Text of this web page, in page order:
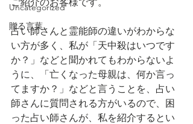
Uncategorized
贈る言葉
占い師さんと霊能師の違いがわからな
い方が多く、私が「天中殺はいつです
か？」などと聞かれてもわからないよ
うに、「亡くなった母親は、何か言っ
てますか？」などと言うことを、占い
師さんに質問される方がいるので、困
った占い師さんが、私を紹介するとい